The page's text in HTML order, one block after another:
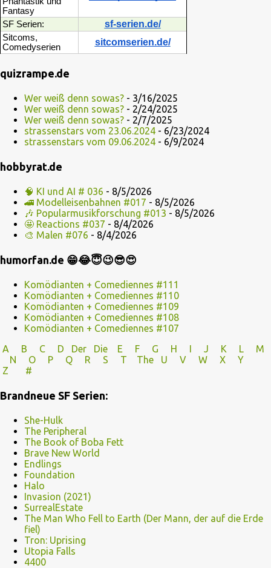
Fantasy
SF Serien: sf-serien.de/
Sitcoms,
Comedyserien
sitcomserien.de/
quizrampe.de
Wer weiß denn sowas? - 3/16/2025
Wer weiß denn sowas? - 2/24/2025
Wer weiß denn sowas? - 2/7/2025
strassenstars vom 23.06.2024 - 6/23/2024
strassenstars vom 09.06.2024 - 6/9/2024
hobbyrat.de
🧠 KI und AI # 036 - 8/5/2026
🚄 Modelleisenbahnen #017 - 8/5/2026
🎶 Popularmusikforschung #013 - 8/5/2026
🤩 Reactions #037 - 8/4/2026
🎨 Malen #076 - 8/4/2026
humorfan.de 😁😂😇😉😎😍
Komödianten + Comediennes #111
Komödianten + Comediennes #110
Komödianten + Comediennes #109
Komödianten + Comediennes #108
Komödianten + Comediennes #107
A
B C D Der Die E F G H I J K L
M
N
O P Q R S T The U V
W X Y
Z
#
Brandneue SF Serien:
She-Hulk
The Peripheral
The Book of Boba Fett
Brave New World
Endlings
Foundation
Halo
Invasion (2021)
SurrealEstate
The Man Who Fell to Earth (Der Mann, der auf die Erde
fiel)
Tron: Uprising
Utopia Falls
4400